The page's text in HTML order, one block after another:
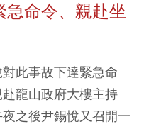
急命令、親赴坐
此事故下達緊急命
龍山政府大樓主持
之後尹錫悅又召開一